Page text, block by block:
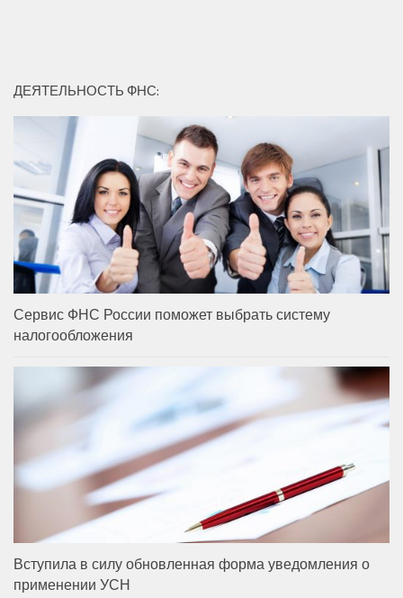
ДЕЯТЕЛЬНОСТЬ ФНС:
Сервис ФНС России поможет выбрать систему
налогообложения
Вступила в силу обновленная форма уведомления о
применении УСН